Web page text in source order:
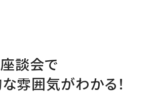
談会で
雰囲気がわかる！